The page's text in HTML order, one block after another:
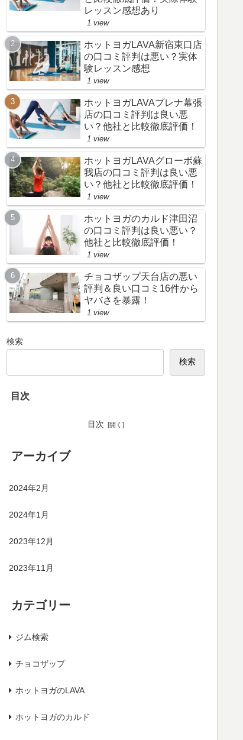
レッスン感想あり
1 view
ホットヨガLAVA新宿東口店
の口コミ評判は悪い？実体
験レッスン感想
1 view
ホットヨガLAVAプレナ幕張
店の口コミ評判は良い悪
い？他社と比較徹底評価！
1 view
ホットヨガLAVAグローボ蘇
我店の口コミ評判は良い悪
い？他社と比較徹底評価！
1 view
ホットヨガのカルド津田沼
の口コミ評判は良い悪い？
他社と比較徹底評価！
1 view
チョコザップ天台店の悪い
評判＆良い口コミ16件から
ヤバさを暴露！
1 view
検索
検索
目次
目次
アーカイブ
2024年2月
2024年1月
2023年12月
2023年11月
カテゴリー
ジム検索
チョコザップ
ホットヨガのLAVA
ホットヨガのカルド